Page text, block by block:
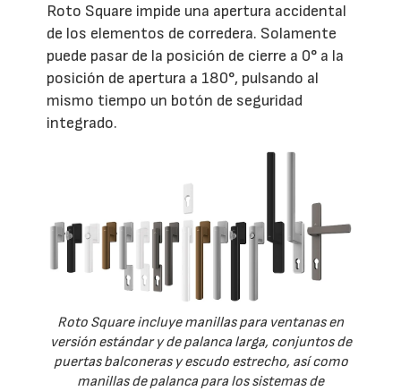
Roto Square impide una apertura accidental
de los elementos de corredera. Solamente
puede pasar de la posición de cierre a 0° a la
posición de apertura a 180°, pulsando al
mismo tiempo un botón de seguridad
integrado.
Roto Square incluye manillas para ventanas en
versión estándar y de palanca larga, conjuntos de
puertas balconeras y escudo estrecho, así como
manillas de palanca para los sistemas de